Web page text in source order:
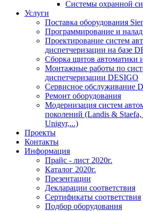
Системы охранной
Услуги
Поставка оборудования
Программирование и
Проектирование систем
диспетчеризации на базе
Сборка щитов автоматики
Монтажные работы по
диспетчеризации DESIGO
Сервисное обслуживание
Ремонт оборудования
Модернизация систем
поколений (Landis &
Unigyr,...)
Проекты
Контакты
Информация
Прайс - лист 2020г.
Каталог 2020г.
Презентации
Декларации соответствия
Сертификаты соответствия
Подбор оборудования